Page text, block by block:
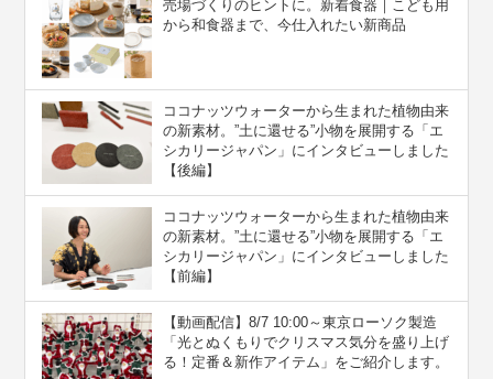
売場づくりのヒントに。新着食器｜こども用
から和食器まで、今仕入れたい新商品
ココナッツウォーターから生まれた植物由来
の新素材。”⼟に還せる”小物を展開する「エ
シカリージャパン」にインタビューしました
【後編】
ココナッツウォーターから生まれた植物由来
の新素材。”⼟に還せる”小物を展開する「エ
シカリージャパン」にインタビューしました
【前編】
【動画配信】8/7 10:00～東京ローソク製造
「光とぬくもりでクリスマス気分を盛り上げ
る！定番＆新作アイテム」をご紹介します。